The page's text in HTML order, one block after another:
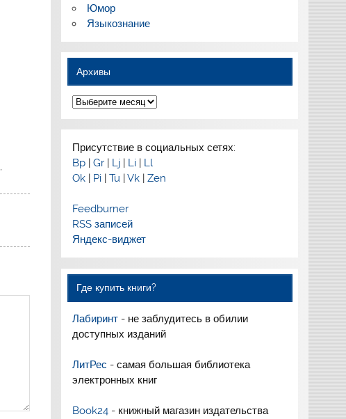
Юмор
Языкознание
Архивы
Архивы
Присутствие в социальных сетях:
Bp| Gr| Lj| Li| Ll
Ok| Pi| Tu | Vk| Zen
Feedburner
RSS записей
Яндекс-виджет
Где купить книги?
Лабиринт- не заблудитесь в обилии
доступных изданий
ЛитРес - самая большая библиотека
электронных книг
Book24- книжный магазин издательства